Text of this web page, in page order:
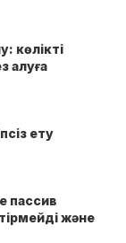
көлікті
алуға
ету
пассив
және